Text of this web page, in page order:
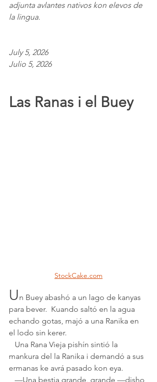
adjunta avlantes nativos kon elevos de
la lingua.
July 5, 2026
Julio 5, 2026
Las Ranas i el Buey
StockCake.com
U n Buey abashó a un lago de kanyas
para bever.  Kuando saltó en la agua
echando gotas, majó a una Ranika en
el lodo sin kerer.
mankura del la Ranika i demandó a sus
ermanas ke avrá pasado kon eya.